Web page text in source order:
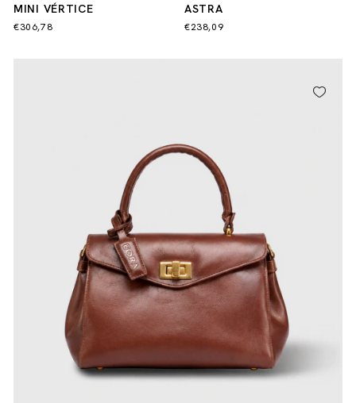
MINI VÉRTICE
€306,78
ASTRA
€238,09